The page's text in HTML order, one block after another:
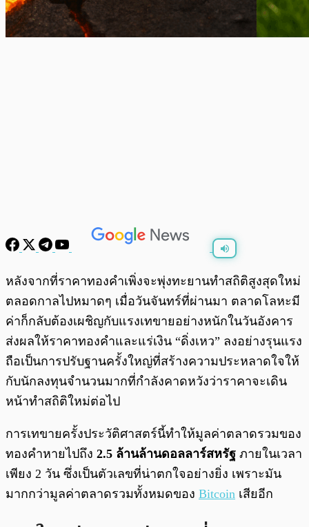
พร้อมเล่น 0:00
หลังจากที่ราคาทองคำเพิ่งจะพุ่งทะยานทำสถิติสูงสุดใหม่
ตลอดกาลไปหมาดๆ เมื่อวันจันทร์ที่ผ่านมา ตลาดโลหะมี
ค่าก็กลับต้องเผชิญกับแรงเทขายอย่างหนักในวันอังคาร
ส่งผลให้ราคาทองคำและแร่เงิน “ดิ่งเหว” ลงอย่างรุนแรง
ถือเป็นการปรับฐานครั้งใหญ่ที่สร้างความประหลาดใจให้
กับนักลงทุนจำนวนมากที่กำลังคาดหวังว่าราคาจะเดิน
หน้าทำสถิติใหม่ต่อไป
การเทขายครั้งประวัติศาสตร์นี้ทำให้มูลค่าตลาดรวมของ
ทองคำหายไปถึง 2.5 ล้านล้านดอลลาร์สหรัฐ ภายในเวลา
เพียง 2 วัน ซึ่งเป็นตัวเลขที่น่าตกใจอย่างยิ่ง เพราะมัน
มากกว่ามูลค่าตลาดรวมทั้งหมดของ Bitcoin เสียอีก